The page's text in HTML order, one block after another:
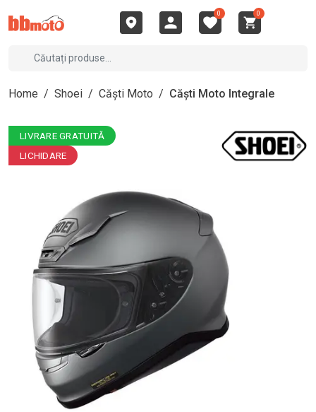
0 0
Home / Shoei / Căști Moto / Căști Moto Integrale
LIVRARE GRATUITĂ
LICHIDARE